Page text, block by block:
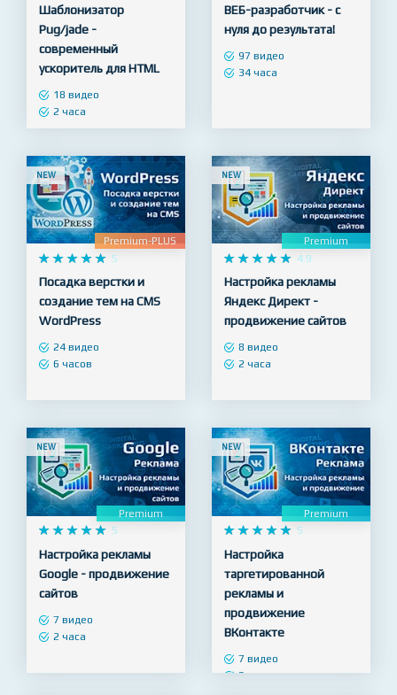
Premium
   
   
Шаблонизатор
Pug/jade -
современный
ускоритель для HTML
2 часа
    
     5
ВЕБ-разработчик - с
нуля до результата!
NEW
Premium-PLUS
    
     5
создание тем на CMS
WordPress
NEW
    
     4.9
Настройка рекламы
Яндекс Директ -
продвижение сайтов
NEW
    
     5
Google - продвижение
сайтов
NEW
    
     5
Настройка
таргетированной
продвижение